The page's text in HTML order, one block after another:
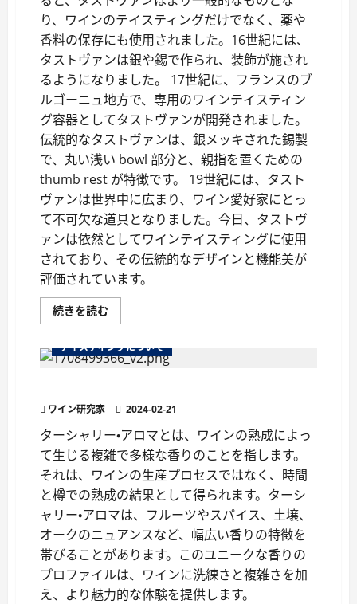
ら
に
読
む
り、ワインのテイスティングだけでなく、薬や
香料の保存にも使用されました。16世紀には、
タストヴァンは銀や錫で作られ、装飾が施され
るようになりました。 17世紀に、フランスのブ
ルゴーニュ地方で、専用のワインテイスティン
グ容器としてタストヴァンが開発されました。
伝統的なタストヴァンは、銀メッキされた錫製
で、丸い浅い bowl 部分と、親指を置くための
thumb rest が特徴です。 19世紀には、タスト
ヴァンは世界中に広まり、ワイン愛好家にとっ
て不可欠な道具となりました。今日、タストヴ
ァンは依然としてワインテイスティングに使用
されており、その伝統的なデザインと機能美が
評価されています。
続きを読む
イ
味
わ
し
「タ
ス
ト
ヴ
ァ
ン」
に
つ
い
て
さ
ら
に
読
む
テイスティングについて
ワイン研究家 2024-02-21
ターシャリー・アロマとは、ワインの熟成によっ
て生じる複雑で多様な香りのことを指します。
それは、ワインの生産プロセスではなく、時間
と樽での熟成の結果として得られます。ターシ
ャリー・アロマは、フルーツやスパイス、土壌、
オークのニュアンスなど、幅広い香りの特徴を
帯びることがあります。このユニークな香りの
プロファイルは、ワインに洗練さと複雑さを加
え、より魅力的な体験を提供します。